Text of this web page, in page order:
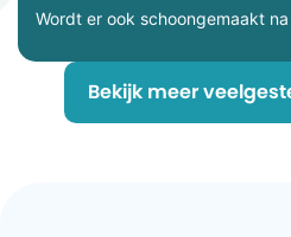
Wordt er ook schoongemaakt
Bekijk meer